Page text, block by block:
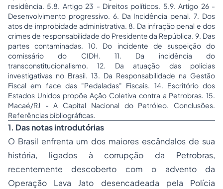
residência. 5.8. Artigo 23 - Direitos políticos. 5.9. Artigo 26 -
Desenvolvimento progressivo. 6. Da Incidência penal. 7. Dos
atos de improbidade administrativa. 8. Da infração penal e dos
crimes de responsabilidade do Presidente da República. 9. Das
partes contaminadas. 10. Do incidente de suspeição do
comissário do CIDH. 11. Da incidência do
transconstitucionalismo. 12. Da atuação das polícias
investigativas no Brasil. 13. Da Responsabilidade na Gestão
Fiscal em face das "Pedaladas" Fiscais. 14. Escritório dos
Estados Unidos propõe Ação Coletiva contra a Petrobras. 15.
Macaé/RJ - A Capital Nacional do Petróleo. Conclusões.
Referências bibliográficas.
1. Das notas introdutórias
O Brasil enfrenta um dos maiores escândalos de sua
história, ligados à corrupção da Petrobras,
recentemente descoberto com o advento da
Operação Lava Jato desencadeada pela Polícia